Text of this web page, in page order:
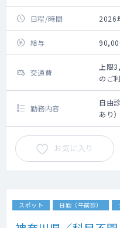
日程/時間 2026
給与
交通費
上限
のご
クシ
勤務内容
自由
あり）
お気に入り
スポット 日勤（午前診）